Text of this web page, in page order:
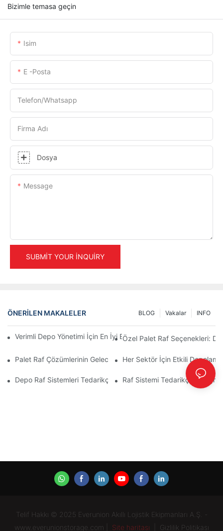
Bizimle temasa geçin
Isim
E -posta
Telefon/whatsapp
Firma Adı
Dosya
Message
SUBMIT YOUR INQUIRY
ÖNERILEN MAKALELER INFO
Vakalar
BLOG
Verimli Depo Yönetimi İçin En İyi Endüstriyel Raf Sistemleri
Özel Palet Raf Seçenekleri:
Palet Raf Çözümlerinin Geleceği: Trendler Ve Yenilikler
Her Sektör İçin Etkili
Depo Raf Sistemleri Tedarikçileri: Nelere Dikkat Edilmeli?
Raf Sistemi Tedarikçisi: Doğru
Telif Hakkı © 2025 Everunion Akıllı Lojistik Ekipmanları A.Ş. -
www.everunionstorage.com |
Site haritası Gizlilik Politikası